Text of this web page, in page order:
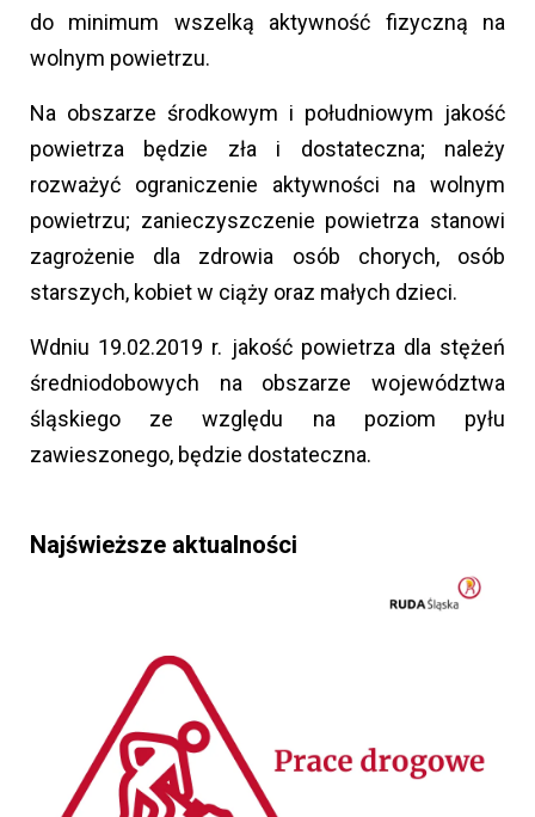
do minimum wszelką aktywność fizyczną na
wolnym powietrzu.
Na obszarze środkowym i południowym jakość
powietrza będzie zła i dostateczna; należy
rozważyć ograniczenie aktywności na wolnym
powietrzu; zanieczyszczenie powietrza stanowi
zagrożenie dla zdrowia osób chorych, osób
starszych, kobiet w ciąży oraz małych dzieci.
Wdniu 19.02.2019 r. jakość powietrza dla stężeń
średniodobowych na obszarze województwa
śląskiego ze względu na poziom pyłu
zawieszonego, będzie dostateczna.
Najświeższe aktualności